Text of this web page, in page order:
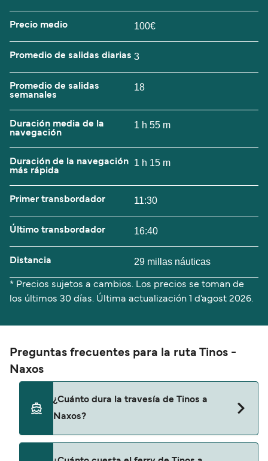
Precio medio 100€
Promedio de salidas diarias 3
Promedio de salidas
semanales
18
Duración media de la
navegación
1 h 55 m
Duración de la navegación
más rápida
1 h 15 m
Primer transbordador 11:30
Último transbordador 16:40
Distancia 29 millas náuticas
* Precios sujetos a cambios. Los precios se toman de
los últimos 30 días. Última actualización 1 d’agost 2026.
Preguntas frecuentes para la ruta Tinos -
Naxos
¿Cuánto dura la travesía de Tinos a
Naxos?